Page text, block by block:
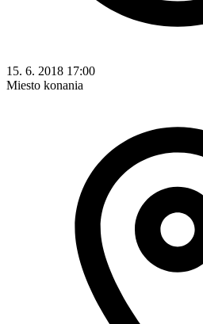
15. 6. 2018 17:00
Miesto konania